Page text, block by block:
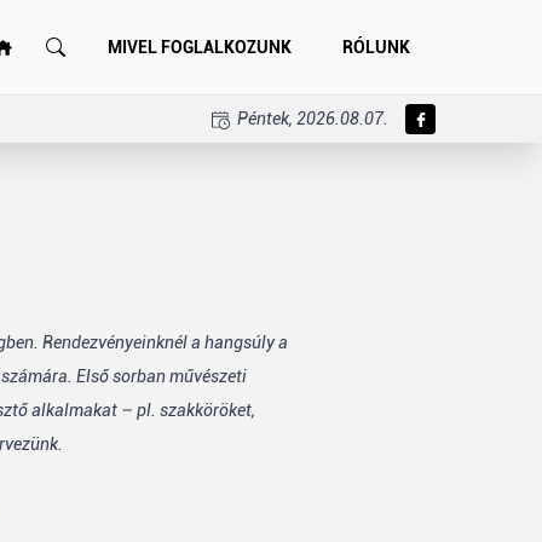
MIVEL FOGLALKOZUNK RÓLUNK
Péntek, 2026.08.07.
Rendezvényeinknél a hangsúly a
Első sorban művészeti
alkalmakat – pl. szakköröket,